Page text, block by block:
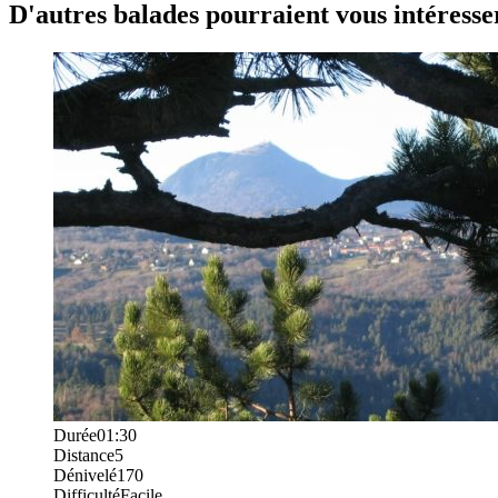
D'autres balades pourraient vous
Durée01:30
Distance5
Dénivelé170